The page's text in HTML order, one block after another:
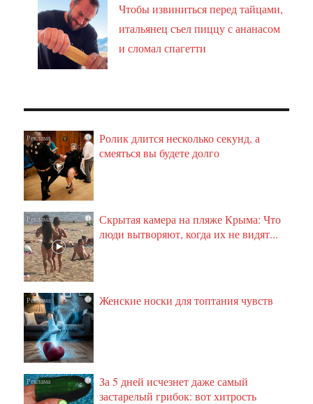
Чтобы извиниться перед тайцами,
итальянец съел пиццу с ананасом
и сломал спагетти
i
Ролик длится несколько секунд, а
смеяться вы будете долго
i
Скрытая камера на пляже Крыма: Что
люди вытворяют, когда их не видят...
i Женские носки для топтания чувств
i
За 5 дней исчезнет даже самый
застарелый грибок: вот хитрость